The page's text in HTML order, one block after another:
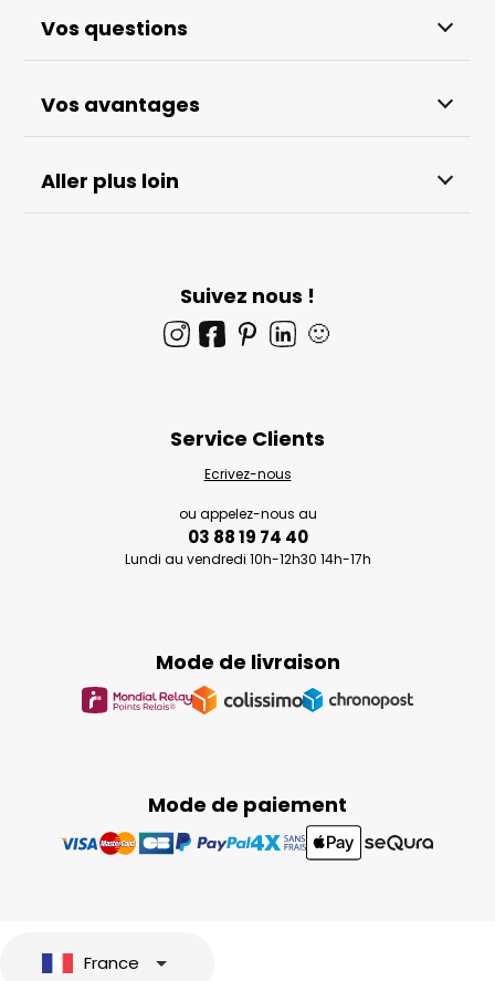
Vos questions
Vos avantages
Aller plus loin
Suivez nous !
🙂
Mode de paiement
Mode de livraison
Service Clients
Ecrivez-nous
ou appelez-nous au
03 88 19 74 40
Lundi au vendredi 10h-12h30 14h-17h
France